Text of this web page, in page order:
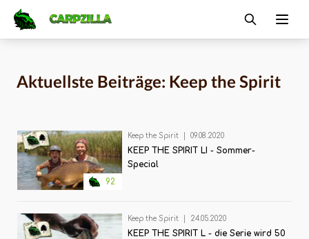
Carpzilla
Aktuellste Beiträge: Keep the Spirit
92
Keep the Spirit 09.08.2020
KEEP THE SPIRIT LI - Sommer-
Special
Keep the Spirit 24.05.2020
KEEP THE SPIRIT L - die Serie wird 50